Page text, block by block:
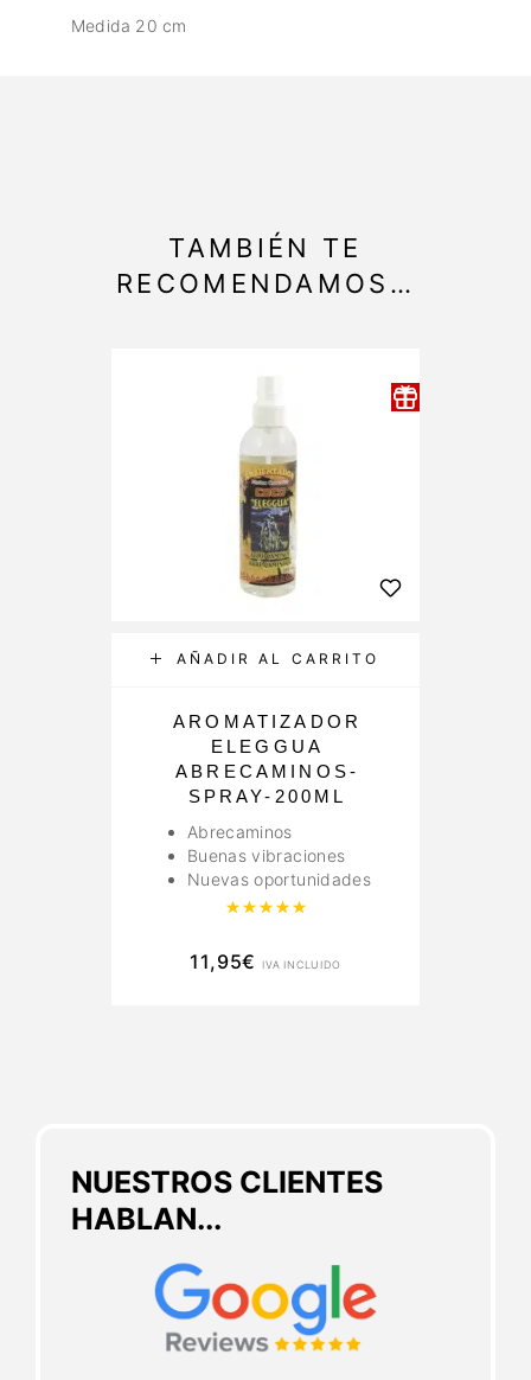
Medida 20 cm
NUESTROS CLIENTES
HABLAN...
TAMBIÉN TE
RECOMENDAMOS…
AÑADIR AL CARRITO
AROMATIZADOR
ELEGGUA
ABRECAMINOS-
SPRAY-200ML
Abrecaminos
Buenas vibraciones
Nuevas oportunidades
Valorado con
11,95€ IVA INCLUIDO